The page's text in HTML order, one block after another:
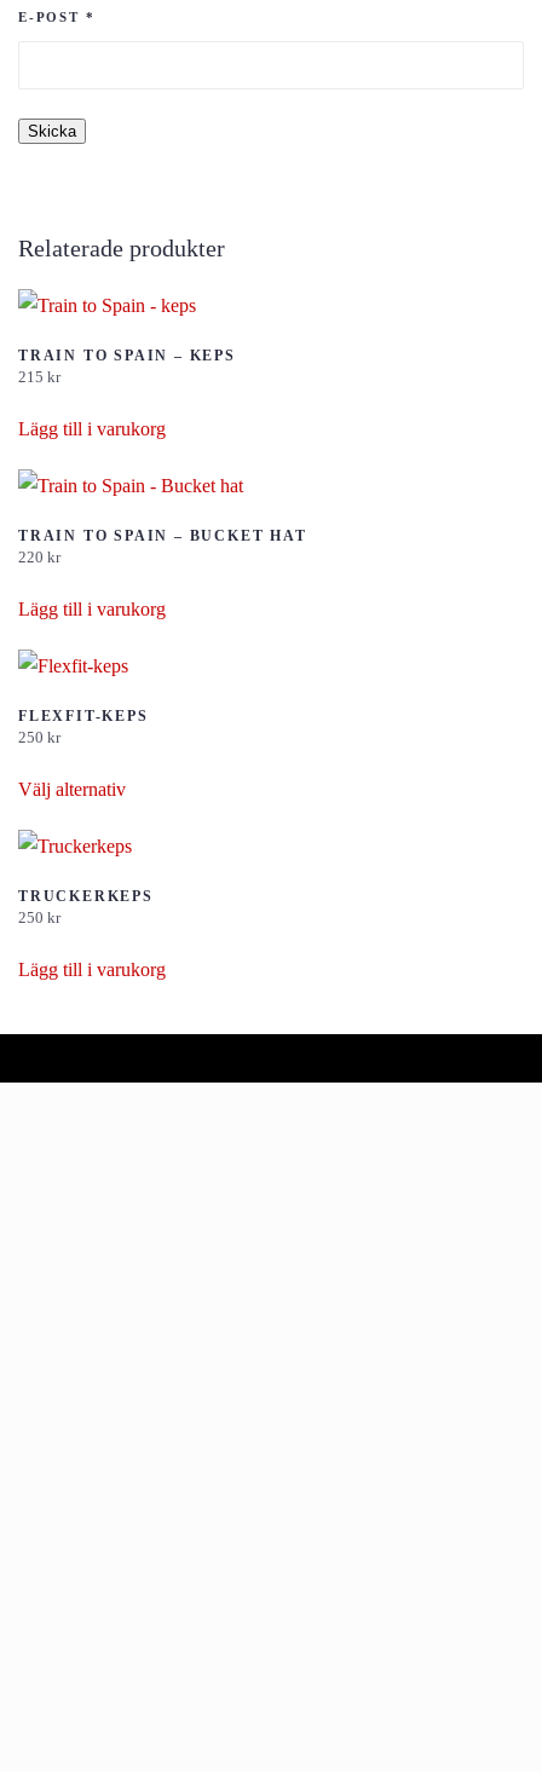
E-POST *
Relaterade produkter
TRAIN TO SPAIN – KEPS
215 kr
Lägg till i varukorg
TRAIN TO SPAIN – BUCKET HAT
220 kr
Lägg till i varukorg
FLEXFIT-KEPS
250 kr
Välj alternativ
flera
De
TRUCKERKEPS
250 kr
Lägg till i varukorg